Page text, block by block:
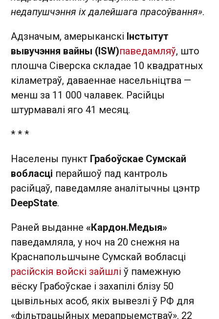
недапушчэння іх далейшага прасоўвання».
Адзначым, амерыканскі Інстытут
вывучэння вайны (ISW)паведамляў, што
плошча Сіверска складае 10 квадратных
кіламетраў, даваеннае насельніцтва —
менш за 11 000 чалавек. Расійцы
штурмавалі яго 41 месяц.
* * *
Населены пункт Грабоўскае Сумскай
вобласці перайшоў пад кантроль
расійцаў, паведамляе аналітычны цэнтр
DeepState.
Раней выданне «Кардон.Медыя»
паведамляла, у ноч на 20 снежня на
Краснапольшчыне Сумскай вобласці
расійскія войскі зайшлі ў памежную
вёску Грабоўскае і захапілі блізу 50
цывільных асоб, якіх вывезлі ў РФ для
«фільтрацыйных мерапрыемстваў». 22